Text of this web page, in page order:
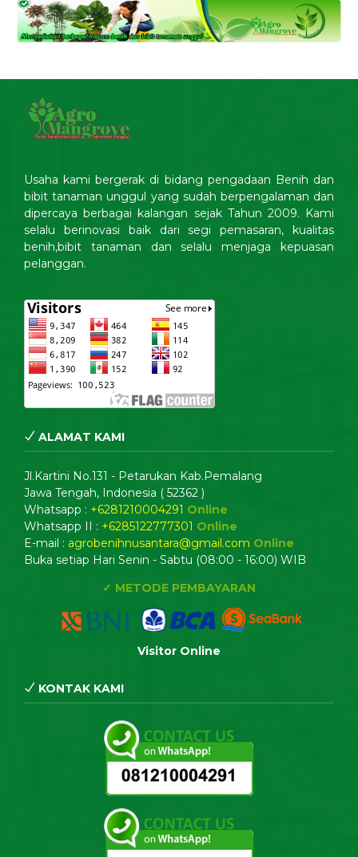
Usaha kami bergerak di bidang pengadaan Benih dan
bibit tanaman unggul yang sudah berpengalaman dan
dipercaya berbagai kalangan sejak Tahun 2009. Kami
selalu berinovasi baik dari segi pemasaran, kualitas
benih,bibit tanaman dan selalu menjaga kepuasan
pelanggan.
ALAMAT KAMI
Jl.Kartini No.131 - Petarukan Kab.Pemalang
Jawa Tengah, Indonesia ( 52362 )
Whatsapp : +6281210004291 Online
Whatsapp II : +6285122777301 Online
E-mail : agrobenihnusantara@gmail.com Online
Buka setiap Hari Senin - Sabtu (08:00 - 16:00) WIB
✓ METODE PEMBAYARAN
Visitor Online
KONTAK KAMI